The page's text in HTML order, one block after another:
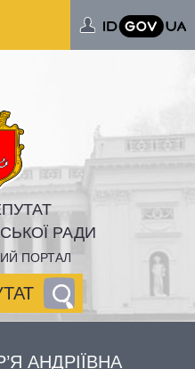
РАДИ
ПОРТАЛ
АНДРІЇВНА